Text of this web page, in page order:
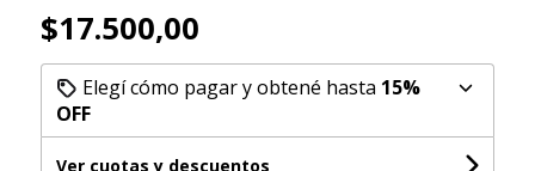
$17.500,00
Elegí cómo pagar y obtené hasta 15%
OFF
Ver cuotas y descuentos